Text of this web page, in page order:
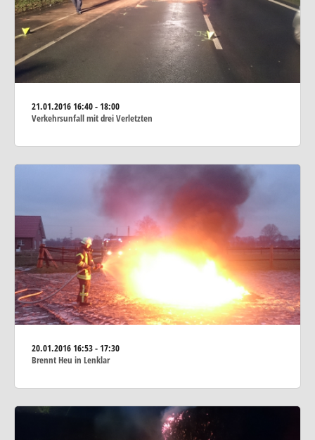
21.01.201616:40 - 18:00
Verkehrsunfall mit drei Verletzten
20.01.201616:53 - 17:30
Brennt Heu in Lenklar